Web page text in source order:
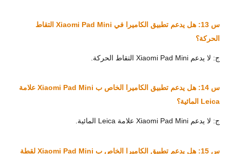
س 13: هل يدعم تطبيق الكاميرا في Xiaomi Pad Mini التقاط
الحركة؟
ج: لا يدعم Xiaomi Pad Mini التقاط الحركة.
س 14: هل يدعم تطبيق الكاميرا الخاص ب Xiaomi Pad Mini علامة
Leica المائية؟
ج: لا يدعم Xiaomi Pad Mini علامة Leica المائية.
س 15: هل يدعم تطبيق الكاميرا الخاص ب Xiaomi Pad Mini لقطة